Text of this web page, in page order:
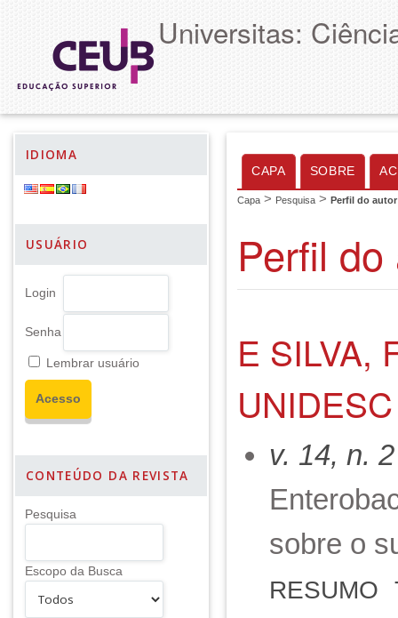
Universitas:
IDIOMA
USUÁRIO
Login
Senha
Lembrar usuário
CONTEÚDO DA REVISTA
Pesquisa
Escopo da Busca
CAPA SOBRE
Capa > Pesquisa > Perfil do autor
Perfil
E SILVA,
UNIDESC
v. 14, n.
sobre o
RESUMO